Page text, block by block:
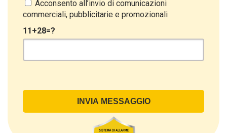
sede in Via Variante di Cancelliera snc 00072 –
Ariccia (RM). L’interessato può esercitare i
propri diritti inviando una raccomandata alla sede
Oggetto del Trattamento
di contatto, così come altri dati necessari ai fini della
fatturazione, come l’indirizzo). Con riferimento a
questi ultimi, cogliamo l’occasione per
Acconsento all’invio di comunicazioni
commerciali, pubblicitarie e promozionali
11+28=?